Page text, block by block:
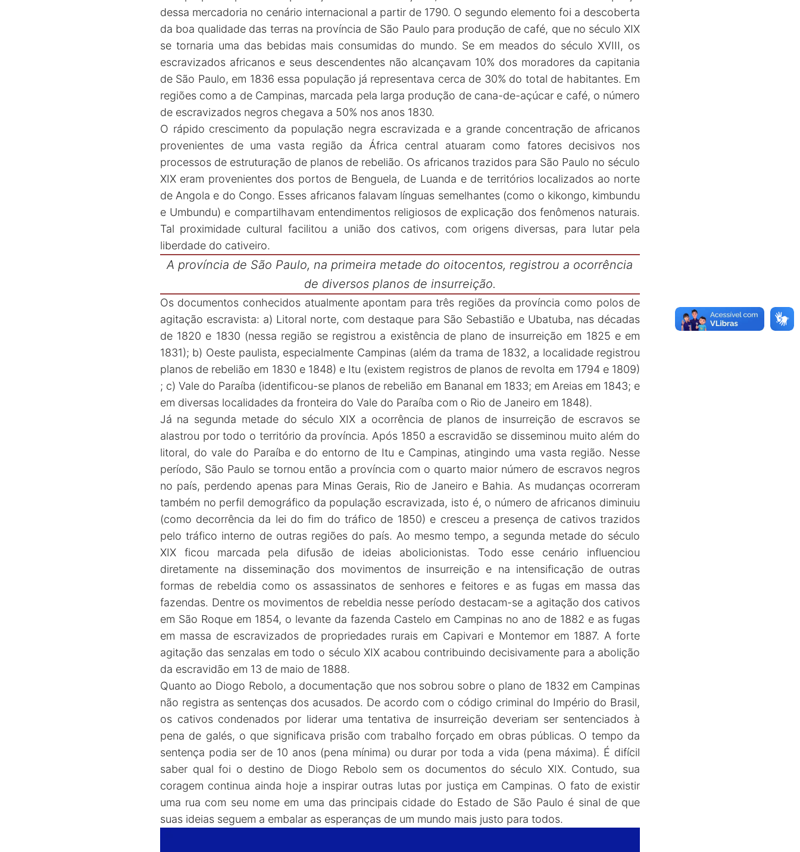
dessa mercadoria no cenário internacional a partir de 1790. O segundo elemento foi a descoberta
da boa qualidade das terras na província de São Paulo para produção de café, que no século XIX
se tornaria uma das bebidas mais consumidas do mundo. Se em meados do século XVIII, os
escravizados africanos e seus descendentes não alcançavam 10% dos moradores da capitania
de São Paulo, em 1836 essa população já representava cerca de 30% do total de habitantes. Em
regiões como a de Campinas, marcada pela larga produção de cana-de-açúcar e café, o número
de escravizados negros chegava a 50% nos anos 1830.
O rápido crescimento da população negra escravizada e a grande concentração de africanos
provenientes de uma vasta região da África central atuaram como fatores decisivos nos
processos de estruturação de planos de rebelião. Os africanos trazidos para São Paulo no século
XIX eram provenientes dos portos de Benguela, de Luanda e de territórios localizados ao norte
de Angola e do Congo. Esses africanos falavam línguas semelhantes (como o kikongo, kimbundu
e Umbundu) e compartilhavam entendimentos religiosos de explicação dos fenômenos naturais.
Tal proximidade cultural facilitou a união dos cativos, com origens diversas, para lutar pela
liberdade do cativeiro.
A província de São Paulo, na primeira metade do oitocentos, registrou a ocorrência
de diversos planos de insurreição.
Os documentos conhecidos atualmente apontam para três regiões da província como polos de
agitação escravista: a) Litoral norte, com destaque para São Sebastião e Ubatuba, nas décadas
de 1820 e 1830 (nessa região se registrou a existência de plano de insurreição em 1825 e em
1831); b) Oeste paulista, especialmente Campinas (além da trama de 1832, a localidade registrou
planos de rebelião em 1830 e 1848) e Itu (existem registros de planos de revolta em 1794 e 1809)
; c) Vale do Paraíba (identificou-se planos de rebelião em Bananal em 1833; em Areias em 1843; e
em diversas localidades da fronteira do Vale do Paraíba com o Rio de Janeiro em 1848).
Já na segunda metade do século XIX a ocorrência de planos de insurreição de escravos se
alastrou por todo o território da província. Após 1850 a escravidão se disseminou muito além do
litoral, do vale do Paraíba e do entorno de Itu e Campinas, atingindo uma vasta região. Nesse
período, São Paulo se tornou então a província com o quarto maior número de escravos negros
no país, perdendo apenas para Minas Gerais, Rio de Janeiro e Bahia. As mudanças ocorreram
também no perfil demográfico da população escravizada, isto é, o número de africanos diminuiu
(como decorrência da lei do fim do tráfico de 1850) e cresceu a presença de cativos trazidos
pelo tráfico interno de outras regiões do país. Ao mesmo tempo, a segunda metade do século
XIX ficou marcada pela difusão de ideias abolicionistas. Todo esse cenário influenciou
diretamente na disseminação dos movimentos de insurreição e na intensificação de outras
formas de rebeldia como os assassinatos de senhores e feitores e as fugas em massa das
fazendas. Dentre os movimentos de rebeldia nesse período destacam-se a agitação dos cativos
em São Roque em 1854, o levante da fazenda Castelo em Campinas no ano de 1882 e as fugas
em massa de escravizados de propriedades rurais em Capivari e Montemor em 1887. A forte
agitação das senzalas em todo o século XIX acabou contribuindo decisivamente para a abolição
da escravidão em 13 de maio de 1888.
Quanto ao Diogo Rebolo, a documentação que nos sobrou sobre o plano de 1832 em Campinas
não registra as sentenças dos acusados. De acordo com o código criminal do Império do Brasil,
os cativos condenados por liderar uma tentativa de insurreição deveriam ser sentenciados à
pena de galés, o que significava prisão com trabalho forçado em obras públicas. O tempo da
sentença podia ser de 10 anos (pena mínima) ou durar por toda a vida (pena máxima). É difícil
saber qual foi o destino de Diogo Rebolo sem os documentos do século XIX. Contudo, sua
coragem continua ainda hoje a inspirar outras lutas por justiça em Campinas. O fato de existir
uma rua com seu nome em uma das principais cidade do Estado de São Paulo é sinal de que
suas ideias seguem a embalar as esperanças de um mundo mais justo para todos.